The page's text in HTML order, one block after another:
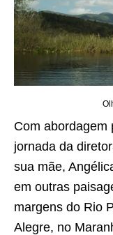
Com abordagem
jornada da
sua mãe,
em outras
margens do Rio
Alegre, no